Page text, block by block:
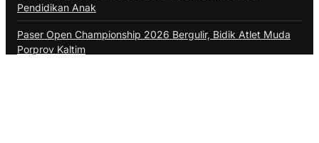
Pendidikan Anak
Paser Open Championship 2026 Bergulir, Bidik Atlet Muda
Porprov Kaltim